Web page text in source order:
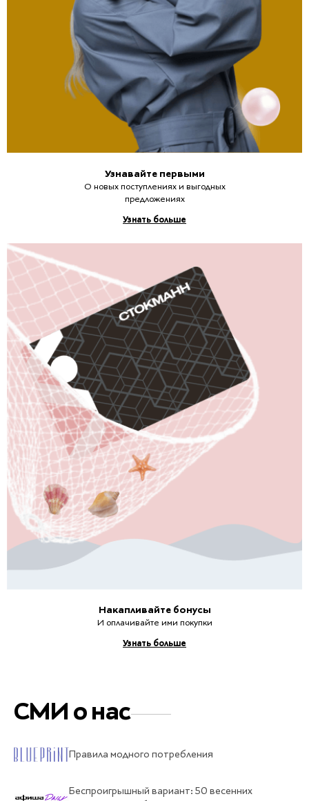
Узнавайте первыми
О новых поступлениях и выгодных
предложениях
Узнать больше
Накапливайте бонусы
И оплачивайте ими покупки
Узнать больше
СМИ о нас
Правила модного потребления
Беспроигрышный вариант: 50 весенних